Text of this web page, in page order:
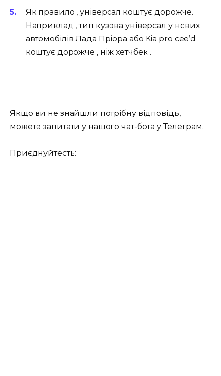
Як правило , універсал коштує дорожче.
Наприклад , тип кузова універсал у нових
автомобілів Лада Пріора або Kia pro cee’d
коштує дорожче , ніж хетчбек .
Якщо ви не знайшли потрібну відповідь,
можете запитати у нашого чат-бота у Телеграм.
Приєднуйтесть: